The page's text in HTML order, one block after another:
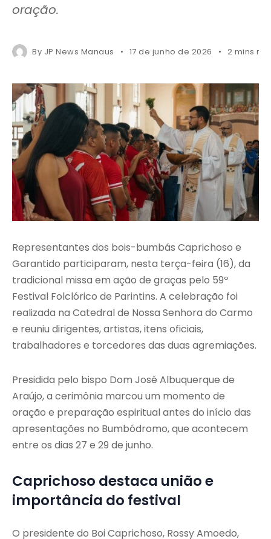
oração.
By JP News Manaus 17 de junho de 2026 2 mins
Representantes dos bois-bumbás Caprichoso e
Garantido participaram, nesta terça-feira (16), da
tradicional missa em ação de graças pelo 59º
Festival Folclórico de Parintins. A celebração foi
realizada na Catedral de Nossa Senhora do Carmo
e reuniu dirigentes, artistas, itens oficiais,
trabalhadores e torcedores das duas agremiações.
Presidida pelo bispo Dom José Albuquerque de
Araújo, a cerimônia marcou um momento de
oração e preparação espiritual antes do início das
apresentações no Bumbódromo, que acontecem
entre os dias 27 e 29 de junho.
Caprichoso destaca união e
importância do festival
O presidente do Boi Caprichoso, Rossy Amoedo,